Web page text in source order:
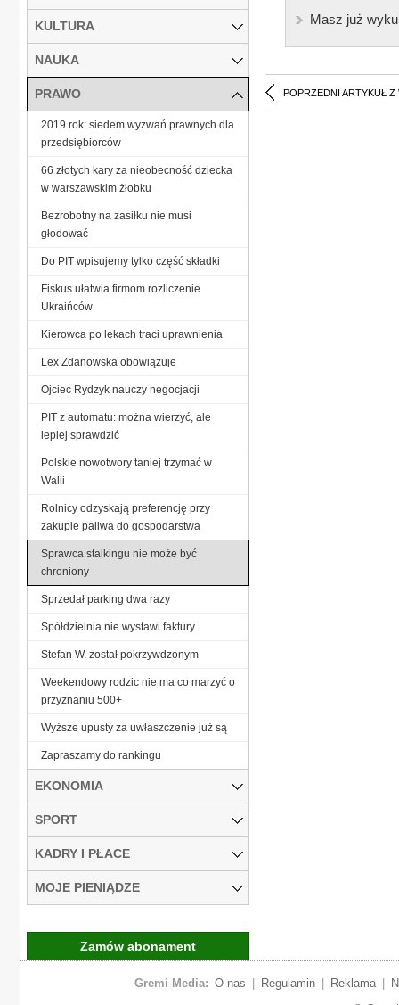
Masz już
POPRZEDNI ARTYKUŁ Z
KULTURA
NAUKA
PRAWO
2019 rok: siedem wyzwań prawnych dla
przedsiębiorców
66 złotych kary za nieobecność dziecka
w warszawskim żłobku
Bezrobotny na zasiłku nie musi
głodować
Do PIT wpisujemy tylko część składki
Fiskus ułatwia firmom rozliczenie
Ukraińców
Kierowca po lekach traci uprawnienia
Lex Zdanowska obowiązuje
Ojciec Rydzyk nauczy negocjacji
PIT z automatu: można wierzyć, ale
lepiej sprawdzić
Polskie nowotwory taniej trzymać w
Walii
Rolnicy odzyskają preferencję przy
zakupie paliwa do gospodarstwa
Sprawca stalkingu nie może być
chroniony
Sprzedał parking dwa razy
Spółdzielnia nie wystawi faktury
Stefan W. został pokrzywdzonym
Weekendowy rodzic nie ma co marzyć o
przyznaniu 500+
Wyższe upusty za uwłaszczenie już są
Zapraszamy do rankingu
EKONOMIA
SPORT
KADRY I PŁACE
MOJE PIENIĄDZE
Zamów abonament
Gremi Media: O nas Regulamin Reklama